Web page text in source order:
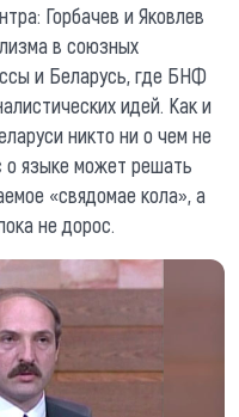
Горбачев и Яковлев
в союзных
и Беларусь, где БНФ
идей. Как и
никто ни о чем не
о языке может решать
«свядомае кола», а
не дорос.